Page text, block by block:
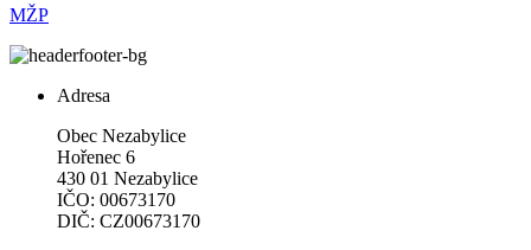
MŽP
Adresa
Obec Nezabylice
Hořenec 6
430 01 Nezabylice
IČO: 00673170
DIČ: CZ00673170